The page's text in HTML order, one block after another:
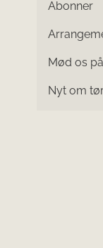
Abonner
Mød os
Nyt om